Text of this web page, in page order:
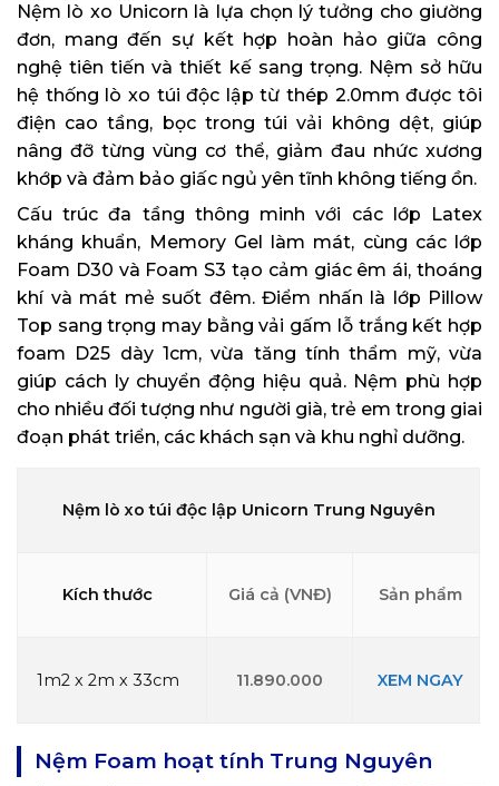
Nệm lò xo Unicorn là lựa chọn lý tưởng cho giường
đơn, mang đến sự kết hợp hoàn hảo giữa công
nghệ tiên tiến và thiết kế sang trọng. Nệm sở hữu
hệ thống lò xo túi độc lập từ thép 2.0mm được tôi
điện cao tầng, bọc trong túi vải không dệt, giúp
nâng đỡ từng vùng cơ thể, giảm đau nhức xương
khớp và đảm bảo giấc ngủ yên tĩnh không tiếng ồn.
Cấu trúc đa tầng thông minh với các lớp Latex
kháng khuẩn, Memory Gel làm mát, cùng các lớp
Foam D30 và Foam S3 tạo cảm giác êm ái, thoáng
khí và mát mẻ suốt đêm. Điểm nhấn là lớp Pillow
Top sang trọng may bằng vải gấm lỗ trắng kết hợp
foam D25 dày 1cm, vừa tăng tính thẩm mỹ, vừa
giúp cách ly chuyển động hiệu quả. Nệm phù hợp
cho nhiều đối tượng như người già, trẻ em trong giai
đoạn phát triển, các khách sạn và khu nghỉ dưỡng.
Nệm lò xo túi độc lập Unicorn Trung Nguyên
Kích thước Giá cả (VNĐ) Sản phẩm
1m2 x 2m x 33cm 11.890.000 XEM NGAY
Nệm Foam hoạt tính Trung Nguyên